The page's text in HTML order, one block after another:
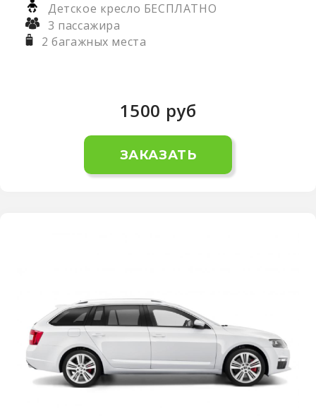
Детское кресло БЕСПЛАТНО
3 пассажира
2 багажных места
1500 руб
ЗАКАЗАТЬ